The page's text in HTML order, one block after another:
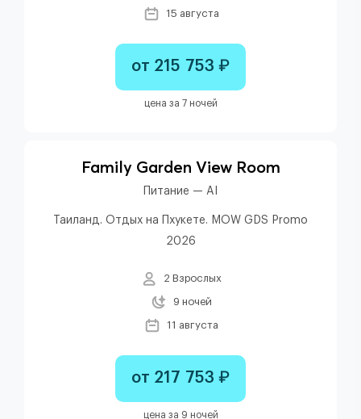
15 августа
от 215 753 ₽
цена за 7 ночей
Family Garden View Room
Питание — AI
Таиланд. Отдых на Пхукете. MOW GDS Promo
2026
2 Взрослых
9 ночей
11 августа
от 217 753 ₽
цена за 9 ночей